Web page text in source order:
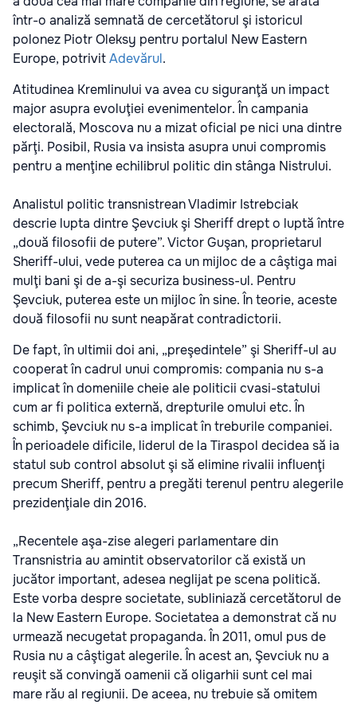
într-o analiză semnată de cercetătorul şi istoricul
polonez Piotr Oleksy pentru portalul New Eastern
Europe, potrivitAdevărul.
Atitudinea Kremlinului va avea cu siguranţă un impact
major asupra evoluţiei evenimentelor. În campania
electorală, Moscova nu a mizat oficial pe nici una dintre
părţi. Posibil, Rusia va insista asupra unui compromis
pentru a menţine echilibrul politic din stânga Nistrului.
Analistul politic transnistrean Vladimir Istrebciak
descrie lupta dintre Şevciuk şi Sheriff drept o luptă între
„două filosofii de putere”. Victor Guşan, proprietarul
Sheriff-ului, vede puterea ca un mijloc de a câştiga mai
mulţi bani şi de a-şi securiza business-ul. Pentru
Şevciuk, puterea este un mijloc în sine. În teorie, aceste
două filosofii nu sunt neapărat contradictorii.
De fapt, în ultimii doi ani, „preşedintele” şi Sheriff-ul au
cooperat în cadrul unui compromis: compania nu s-a
implicat în domeniile cheie ale politicii cvasi-statului
cum ar fi politica externă, drepturile omului etc. În
schimb, Şevciuk nu s-a implicat în treburile companiei.
În perioadele dificile, liderul de la Tiraspol decidea să ia
statul sub control absolut şi să elimine rivalii influenţi
precum Sheriff, pentru a pregăti terenul pentru alegerile
prezidenţiale din 2016.
„Recentele aşa-zise alegeri parlamentare din
Transnistria au amintit observatorilor că există un
jucător important, adesea neglijat pe scena politică.
Este vorba despre societate, subliniază cercetătorul de
la New Eastern Europe. Societatea a demonstrat că nu
urmează necugetat propaganda. În 2011, omul pus de
Rusia nu a câştigat alegerile. În acest an, Şevciuk nu a
reuşit să convingă oamenii că oligarhii sunt cel mai
mare rău al regiunii. De aceea, nu trebuie să omitem